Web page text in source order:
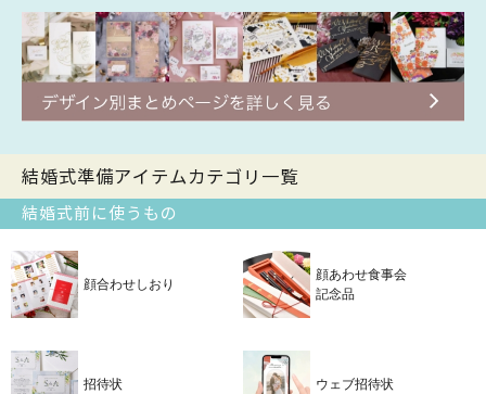
結婚式準備アイテムカテゴリ一覧
結婚式前に使うもの
顔合わせしおり
顔あわせ食事会
記念品
招待状 ウェブ招待状